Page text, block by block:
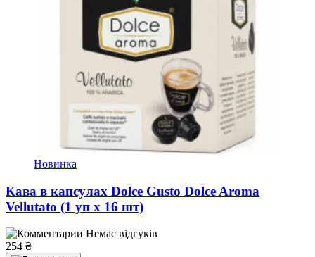
Новинка
Кава в капсулах Dolce Gusto Dolce Aroma
Vellutato (1 уп х 16 шт)
Немає відгуків
254 ₴